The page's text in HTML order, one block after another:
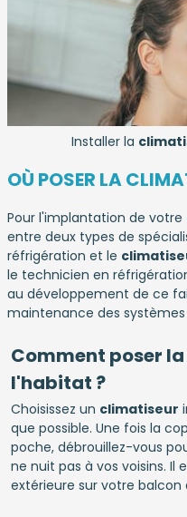
Installer la
OÙ POSER LA
Pour l'implantation de votre
entre deux types de
réfrigération et le
le technicien en
au développement de ce
maintenance des
Comment poser
l'habitat ?
Choisissez un climatiseur
que possible. Une fois la
poche, débrouillez-vous
ne nuit pas à vos voisins. Il
extérieure sur votre balcon